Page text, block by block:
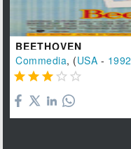
BEETHOVEN
Commedia, (USA - 1992
    